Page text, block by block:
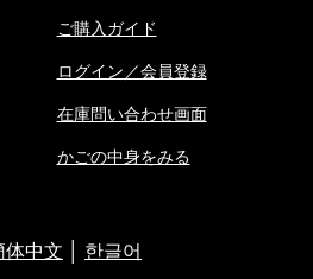
ご購入ガイド
ログイン／会員登録
在庫問い合わせ画面
かごの中身をみる
体中文 한글어